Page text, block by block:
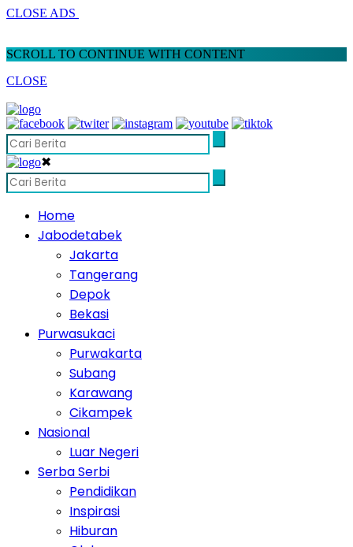
CLOSE ADS
SCROLL TO CONTINUE WITH CONTENT
CLOSE
✖
Home
Jabodetabek
Jakarta
Tangerang
Depok
Bekasi
Purwasukaci
Purwakarta
Subang
Karawang
Cikampek
Nasional
Luar Negeri
Serba Serbi
Pendidikan
Inspirasi
Hiburan